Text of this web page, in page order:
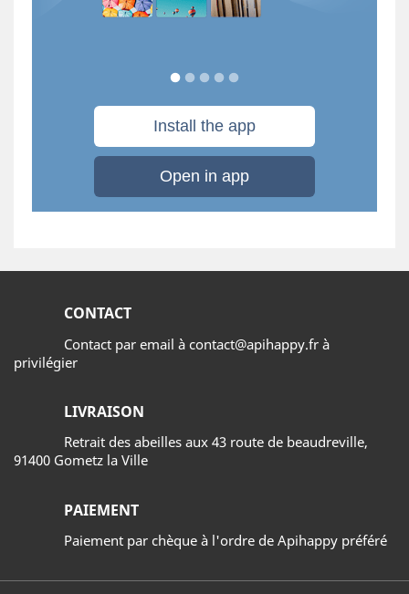
CONTACT
Contact par email à contact@apihappy.fr à
privilégier
LIVRAISON
Retrait des abeilles aux 43 route de beaudreville,
91400 Gometz la Ville
PAIEMENT
Paiement par chèque à l'ordre de Apihappy préféré